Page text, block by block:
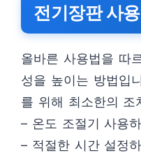
전기장판 사
올바른 사용법을 따
성을 높이는 방법입
를 위해 최소한의 조
– 온도 조절기 사용
– 적절한 시간 설정